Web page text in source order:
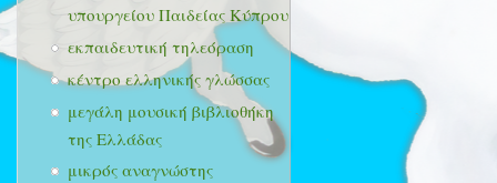
υπουργείου Παιδείας Κύπρου
εκπαιδευτική τηλεόραση
κέντρο ελληνικής γλώσσας
μεγάλη μουσική βιβλιοθήκη
της Ελλάδας
μικρός αναγνώστης